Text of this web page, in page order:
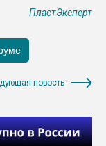
ПластЭксперт
новость